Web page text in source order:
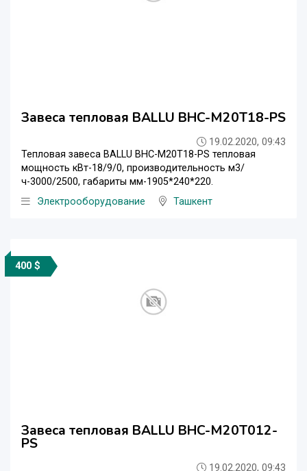
Завеса тепловая BALLU BHC-М20T18-PS
19.02.2020, 09:43
Тепловая завеса BALLU BHC-М20T18-PS тепловая
мощность кВт-18/9/0, производительность м3/
ч-3000/2500, габариты мм-1905*240*220.
Электрооборудование
Ташкент
400 $
Завеса тепловая BALLU BHC-М20T012-
PS
19.02.2020, 09:43